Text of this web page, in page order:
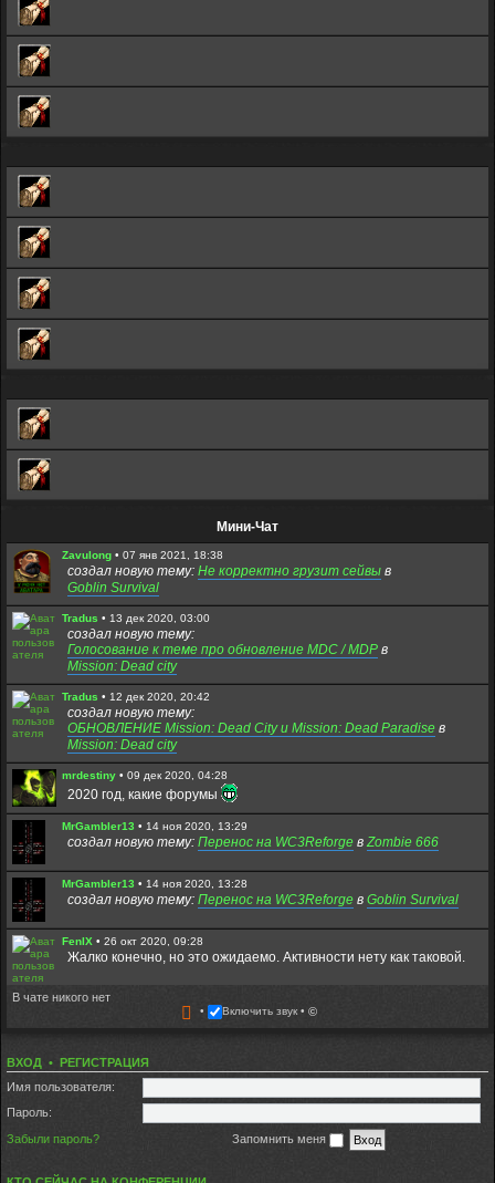
Мини-Чат
Zavulong • 07 янв 2021, 18:38
создал новую тему: Не корректно грузит сейвы в
Goblin Survival
Tradus • 13 дек 2020, 03:00
создал новую тему:
Голосование к теме про обновление MDC / MDP в
Mission: Dead city
Tradus • 12 дек 2020, 20:42
создал новую тему:
ОБНОВЛЕНИЕ Mission: Dead City и Mission: Dead Paradise в
Mission: Dead city
mrdestiny • 09 дек 2020, 04:28
2020 год, какие форумы
MrGambler13 • 14 ноя 2020, 13:29
создал новую тему: Перенос на WC3Reforge в Zombie 666
MrGambler13 • 14 ноя 2020, 13:28
создал новую тему: Перенос на WC3Reforge в Goblin Survival
FenIX • 26 окт 2020, 09:28
Жалко конечно, но это ожидаемо. Активности нету как таковой.
Diazz0229 24 окт 2020, 16:31
Форум скоро закроется. Заходите в дискорд:
Fuzure• 28 авг 2020, 21:02
Всем игрокам которые до сих пор живы,привет. Надеюсь кто-то
помнит меня - Fuzure. Всегда играл на медике и ходил в мдп со
Tradus•
Вы пробовали ники содержащие только латинциу? без
В чате никого нет
Включить звук ©
ВХОД • РЕГИСТРАЦИЯ
Имя пользователя:
Пароль:
Забыли пароль?
Запомнить меня